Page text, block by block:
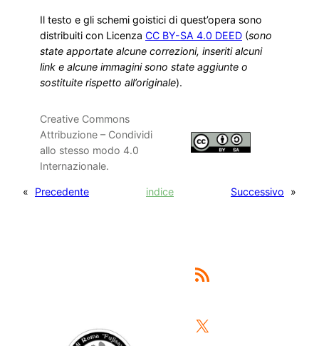
Il testo e gli schemi goistici di quest’opera sono
distribuiti con Licenza CC BY-SA 4.0 DEED (sono
state apportate alcune correzioni, inseriti alcuni
link e alcune immagini sono state aggiunte o
sostituite rispetto all’originale).
Creative Commons
Attribuzione – Condividi
allo stesso modo 4.0
Internazionale.
« Precedente indice Successivo »
Feed RSS
X